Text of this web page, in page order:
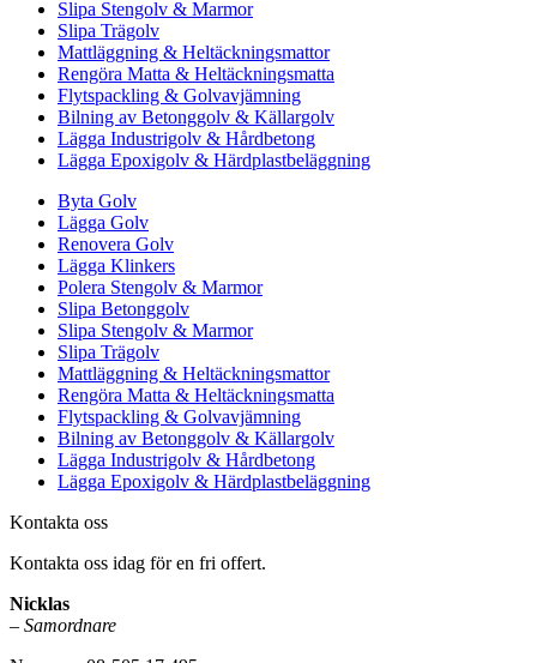
Slipa Stengolv & Marmor
Slipa Trägolv
Mattläggning & Heltäckningsmattor
Rengöra Matta & Heltäckningsmatta
Flytspackling & Golvavjämning
Bilning av Betonggolv & Källargolv
Lägga Industrigolv & Hårdbetong
Lägga Epoxigolv & Härdplastbeläggning
Byta Golv
Lägga Golv
Renovera Golv
Lägga Klinkers
Polera Stengolv & Marmor
Slipa Betonggolv
Slipa Stengolv & Marmor
Slipa Trägolv
Mattläggning & Heltäckningsmattor
Rengöra Matta & Heltäckningsmatta
Flytspackling & Golvavjämning
Bilning av Betonggolv & Källargolv
Lägga Industrigolv & Hårdbetong
Lägga Epoxigolv & Härdplastbeläggning
Kontakta oss
Kontakta oss idag för en fri offert.
Nicklas
– Samordnare